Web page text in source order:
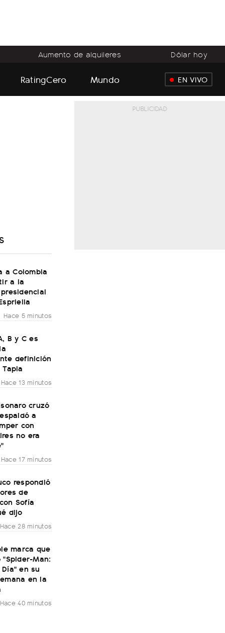
Aumento de alquileres Dólar hoy
RatingCero Mundo EN VIVO
a Colombia
a la
Hace 5 minutos
B y C es
definición
Hace 13 minutos
cruzó
a
con
no era
Hace 17 minutos
respondió
de
Sofía
dijo
Hace 28 minutos
marca que
Man:
en su
en la
Hace 40 minutos